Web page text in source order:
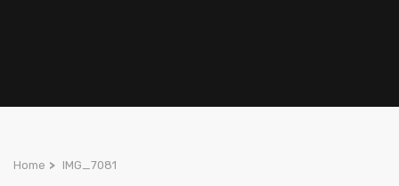
Home > IMG_7081